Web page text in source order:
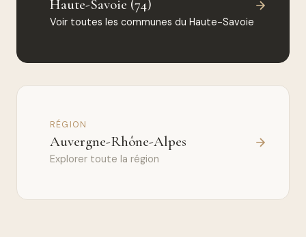
Haute-Savoie (74)
Voir toutes les communes du Haute-Savoie
RÉGION
Auvergne-Rhône-Alpes
Explorer toute la région